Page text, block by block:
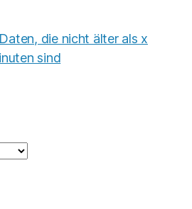
die nicht älter als x
sind